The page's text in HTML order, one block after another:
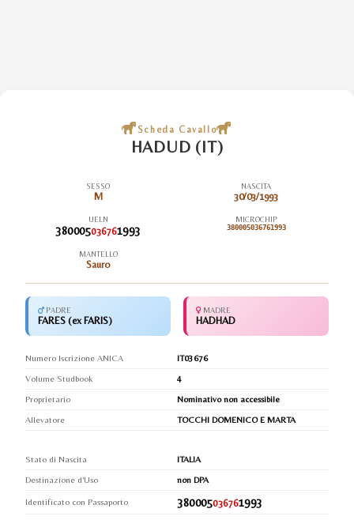
Scheda Cavallo
HADUD (IT)
SESSO
M
NASCITA
30/03/1993
UELN
380005036761993
MICROCHIP
380005036761993
MANTELLO
Sauro
PADRE
FARES (ex FARIS)
MADRE
HADHAD
Numero Iscrizione ANICA
IT03676
Volume Studbook
4
Proprietario
Nominativo non accessibile
Allevatore
TOCCHI DOMENICO E MARTA
Stato di Nascita
ITALIA
Destinazione d'Uso
non DPA
Identificato con Passaporto 380005036761993